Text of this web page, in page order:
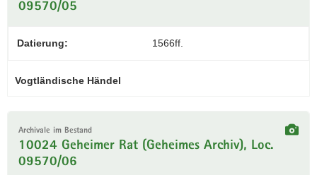
09570/05
Datierung: 1566ff.
Vogtländische Händel
Archivale im Bestand
10024 Geheimer Rat (Geheimes Archiv), Loc.
09570/06